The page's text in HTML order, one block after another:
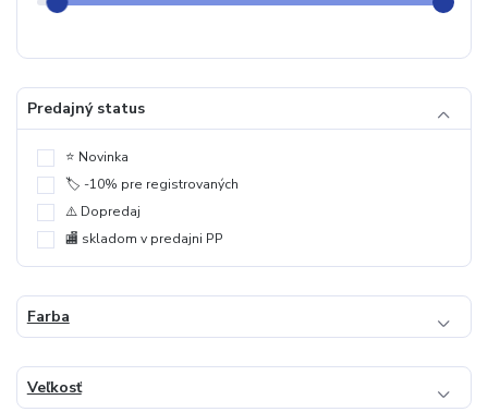
Predajný status
⭐️ Novinka
🏷️ -10% pre registrovaných
⚠️ Dopredaj
🏬 skladom v predajni PP
Farba
Veľkosť